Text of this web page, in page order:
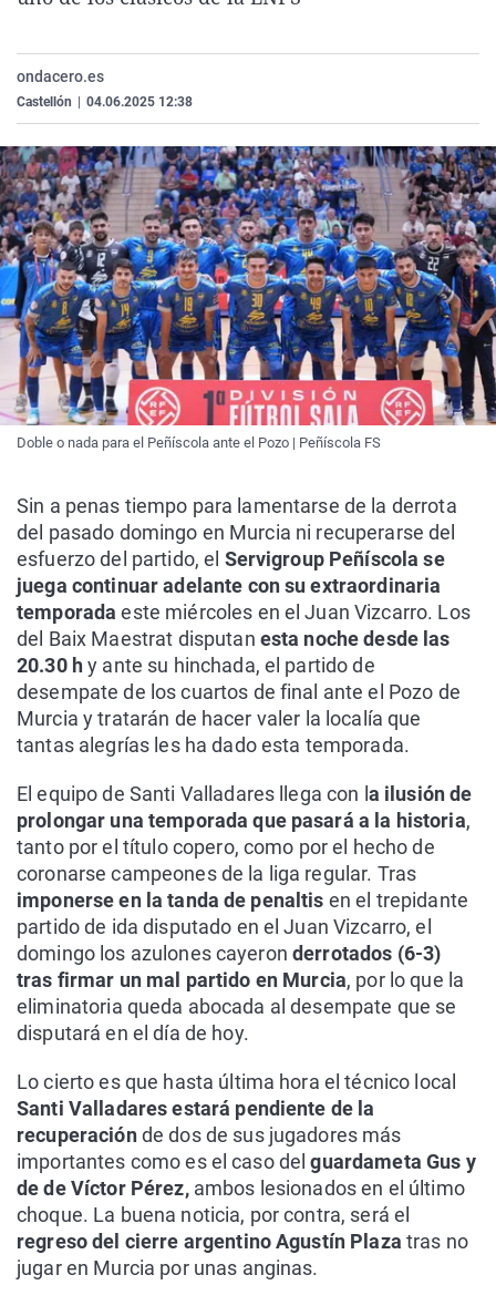
Gente viajera
Retornados
Galicia
País Vasco
Televisión
ondacero.es
Castellón 04.06.2025 12:38
Doble o nada para el Peñíscola ante el Pozo | Peñíscola FS
Sin a penas tiempo para lamentarse de la derrota
del pasado domingo en Murcia ni recuperarse del
esfuerzo del partido, el Servigroup Peñíscola se
juega continuar adelante con su extraordinaria
temporadaeste miércoles en el Juan Vizcarro. Los
del Baix Maestrat disputan esta noche desde las
20.30 hy ante su hinchada, el partido de
desempate de los cuartos de final ante el Pozo de
Murcia y tratarán de hacer valer la localía que
tantas alegrías les ha dado esta temporada.
El equipo de Santi Valladares llega con l a ilusión de
prolongar una temporada que pasará a la historia,
tanto por el título copero, como por el hecho de
coronarse campeones de la liga regular. Tras
imponerse en la tanda de penaltis en el trepidante
partido de ida disputado en el Juan Vizcarro, el
domingo los azulones cayeronderrotados (6-3)
tras firmar un mal partido en Murcia, por lo que la
eliminatoria queda abocada al desempate que se
disputará en el día de hoy.
Lo cierto es que hasta última hora el técnico local
Santi Valladares estará pendiente de la
recuperaciónde dos de sus jugadores más
importantes como es el caso del guardameta Gus y
de de Víctor Pérez,ambos lesionados en el último
choque. La buena noticia, por contra, será el
regreso del cierre argentino Agustín Plaza tras no
jugar en Murcia por unas anginas.